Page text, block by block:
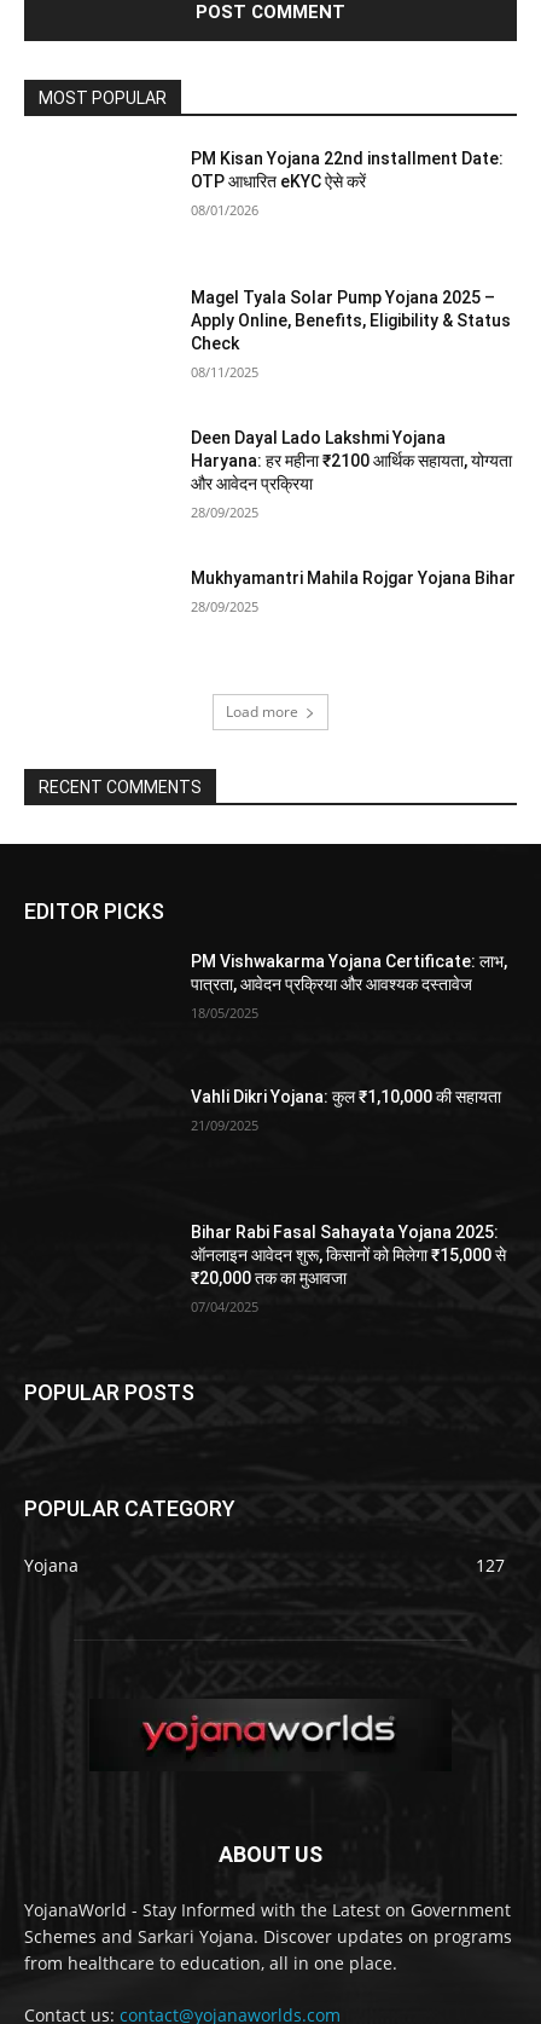
MOST POPULAR
PM Kisan Yojana 22nd installment Date:
OTP आधारित eKYC ऐसे करें
08/01/2026
Magel Tyala Solar Pump Yojana 2025 –
Apply Online, Benefits, Eligibility & Status
Check
08/11/2025
Deen Dayal Lado Lakshmi Yojana
Haryana: हर महीना ₹2100 आर्थिक सहायता, योग्यता
और आवेदन प्रक्रिया
28/09/2025
Mukhyamantri Mahila Rojgar Yojana Bihar
28/09/2025
Load more
RECENT COMMENTS
EDITOR PICKS
PM Vishwakarma Yojana Certificate: लाभ,
पात्रता, आवेदन प्रक्रिया और आवश्यक दस्तावेज
18/05/2025
Vahli Dikri Yojana: कुल ₹1,10,000 की सहायता
21/09/2025
Bihar Rabi Fasal Sahayata Yojana 2025:
ऑनलाइन आवेदन शुरू, किसानों को मिलेगा ₹15,000 से
₹20,000 तक का मुआवजा
07/04/2025
POPULAR POSTS
POPULAR CATEGORY
Yojana 127
ABOUT US
YojanaWorld - Stay Informed with the Latest on Government
Schemes and Sarkari Yojana. Discover updates on programs
from healthcare to education, all in one place.
Contact us: contact@yojanaworlds.com